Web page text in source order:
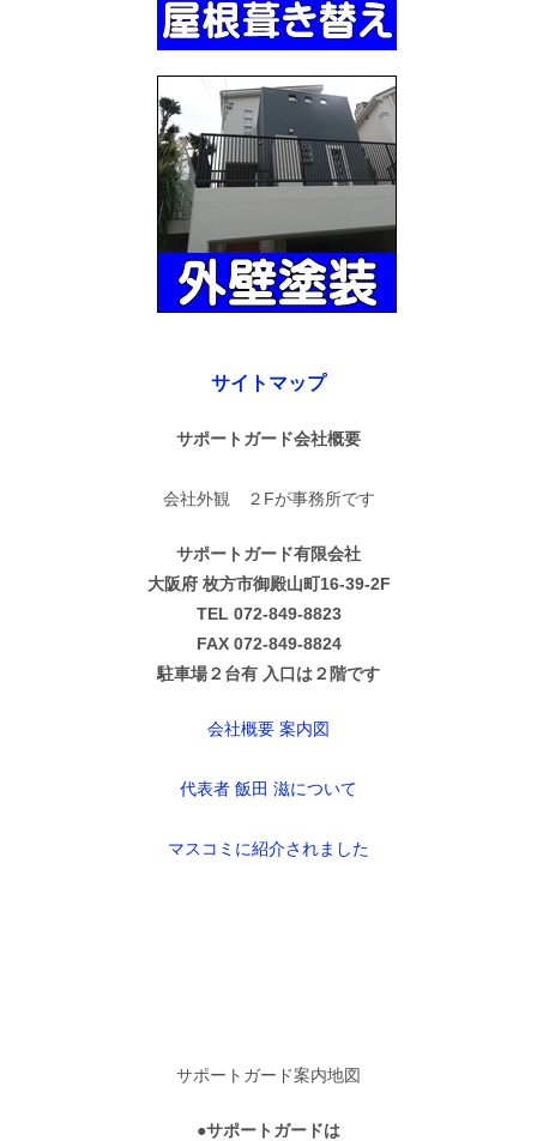
サイトマップ
サポートガード会社概要
会社外観 ２Fが事務所です
サポートガード有限会社
大阪府 枚方市御殿山町16-39-2F
TEL 072-849-8823
FAX 072-849-8824
駐車場２台有 入口は２階です
会社概要 案内図
代表者 飯田 滋について
マスコミに紹介されました
サポートガード案内地図
●サポートガードは